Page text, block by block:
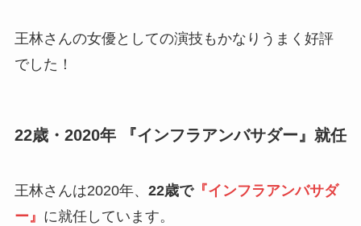
王林さんの女優としての演技もかなりうまく好評
でした！
22歳・2020年 『インフラアンバサダー』就任
王林さんは2020年、 22歳で『インフラアンバサダ
ー』 に就任しています。